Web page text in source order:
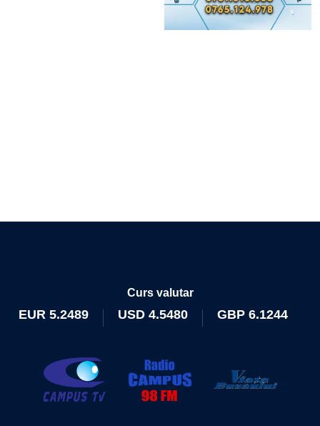
Curs valutar
EUR 5.2489 USD 4.5480 GBP 6.1244